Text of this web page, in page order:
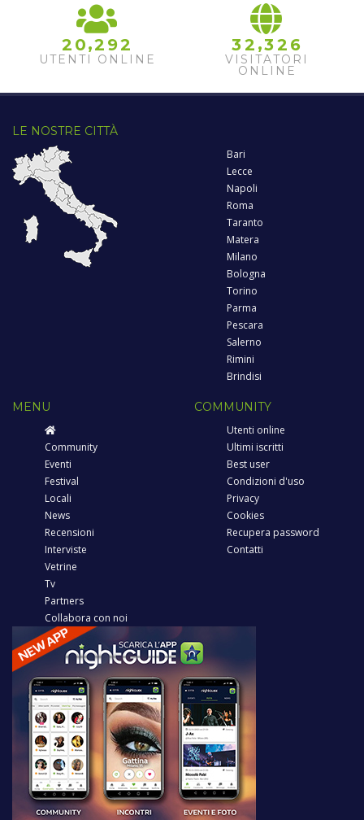
2 0,2 92
UTENTI ONLINE
32 ,32 6
VISITATORI
ONLINE
LE NOSTRE CITTÀ
Bari
Lecce
Napoli
Roma
Taranto
Matera
Milano
Bologna
Torino
Parma
Pescara
Salerno
Rimini
Brindisi
MENU
Community
Eventi
Festival
Locali
News
Recensioni
Interviste
Vetrine
Tv
Partners
Collabora con noi
COMMUNITY
Utenti online
Ultimi iscritti
Best user
Condizioni d'uso
Privacy
Cookies
Recupera password
Contatti